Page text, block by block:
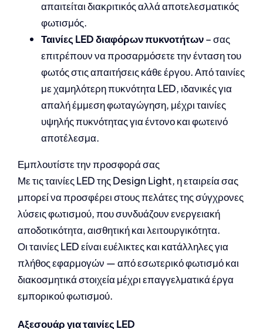
απαιτείται διακριτικός αλλά αποτελεσματικός
φωτισμός.
Ταινίες LED διαφόρων πυκνοτήτων– σας
επιτρέπουν να προσαρμόσετε την ένταση του
φωτός στις απαιτήσεις κάθε έργου. Από ταινίες
με χαμηλότερη πυκνότητα LED, ιδανικές για
απαλή έμμεση φωταγώγηση, μέχρι ταινίες
υψηλής πυκνότητας για έντονο και φωτεινό
αποτέλεσμα.
Εμπλουτίστε την προσφορά σας
Με τις ταινίες LED της Design Light, η εταιρεία σας
μπορεί να προσφέρει στους πελάτες της σύγχρονες
λύσεις φωτισμού, που συνδυάζουν ενεργειακή
αποδοτικότητα, αισθητική και λειτουργικότητα.
Οι ταινίες LED είναι ευέλικτες και κατάλληλες για
πλήθος εφαρμογών — από εσωτερικό φωτισμό και
διακοσμητικά στοιχεία μέχρι επαγγελματικά έργα
εμπορικού φωτισμού.
Αξεσουάρ για ταινίες LED